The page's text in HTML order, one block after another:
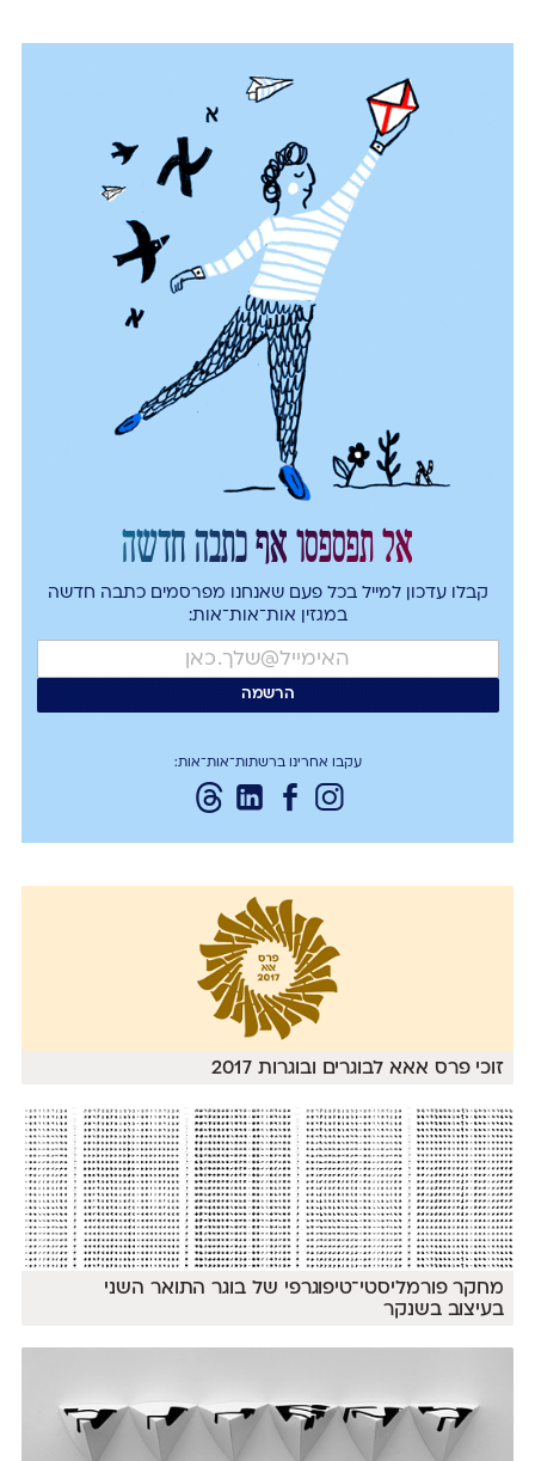
אל תפספסו אף כתבה חדשה
קבלו עדכון למייל בכל פעם שאנחנו מפרסמים כתבה חדשה
במגזין אות־אות־אות:
עקבו אחרינו ברשתות־אות־אות:
זוכי פרס אאא לבוגרים ובוגרות 2017
מחקר פורמליסטי־טיפוגרפי של בוגר התואר השני
בעיצוב בשנקר